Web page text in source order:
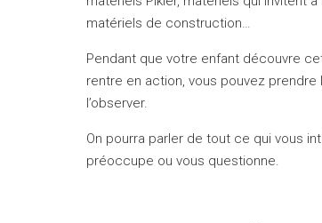
matériels de construction…
Pendant que votre enfant découvre
rentre en action, vous pouvez prendre
l’observer.
On pourra parler de tout ce qui vous
préoccupe ou vous questionne.